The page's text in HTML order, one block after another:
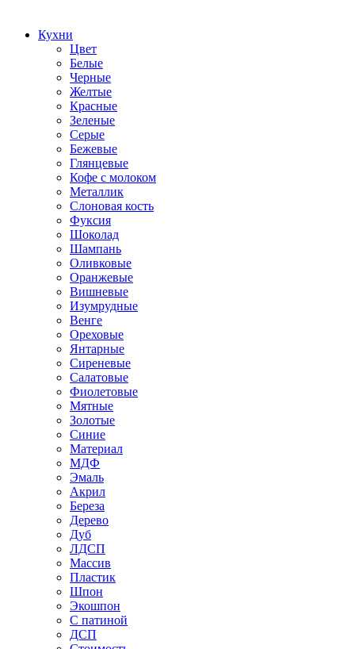
Кухни
Цвет
Белые
Черные
Желтые
Красные
Зеленые
Серые
Бежевые
Глянцевые
Кофе с молоком
Металлик
Слоновая кость
Фуксия
Шоколад
Шампань
Оливковые
Оранжевые
Вишневые
Изумрудные
Венге
Ореховые
Янтарные
Сиреневые
Салатовые
Фиолетовые
Мятные
Золотые
Синие
Материал
МДФ
Эмаль
Акрил
Береза
Дерево
Дуб
ЛДСП
Массив
Пластик
Шпон
Экошпон
С патиной
ДСП